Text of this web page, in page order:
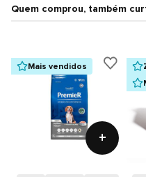
Quem comprou, também
Mais vendidos
+